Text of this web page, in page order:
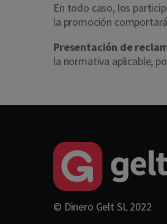
En todo caso, los
la promoción
Presentación de
la normativa aplicable,
© Dinero Gelt SL 2022